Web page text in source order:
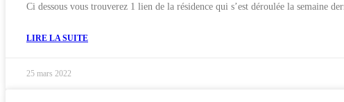
Ci dessous vous trouverez 1 lien de la résidence qui s’est déroulée la semaine
LIRE LA SUITE
25 mars 2022